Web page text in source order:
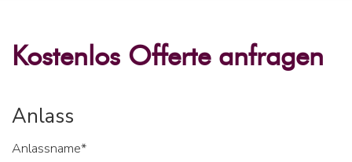
Kostenlos Offerte anfragen
Anlass
Anlassname*